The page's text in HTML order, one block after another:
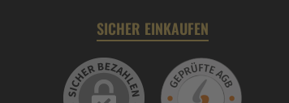
SICHER EINKAUFEN